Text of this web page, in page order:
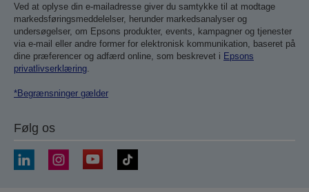
Ved at oplyse din e-mailadresse giver du samtykke til at modtage
markedsføringsmeddelelser, herunder markedsanalyser og
undersøgelser, om Epsons produkter, events, kampagner og tjenester
via e-mail eller andre former for elektronisk kommunikation, baseret på
dine præferencer og adfærd online, som beskrevet i Epsons
privatlivserklæring
*Begrænsninger gælder
Følg os